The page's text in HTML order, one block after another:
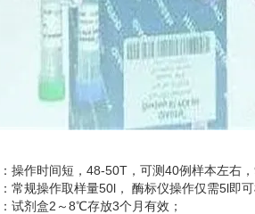
操作时间短，48-50T，可测40例样本左右
常规操作取样量50l， 酶标仪操作仅需5l即
试剂盒2～8℃存放3个月有效；